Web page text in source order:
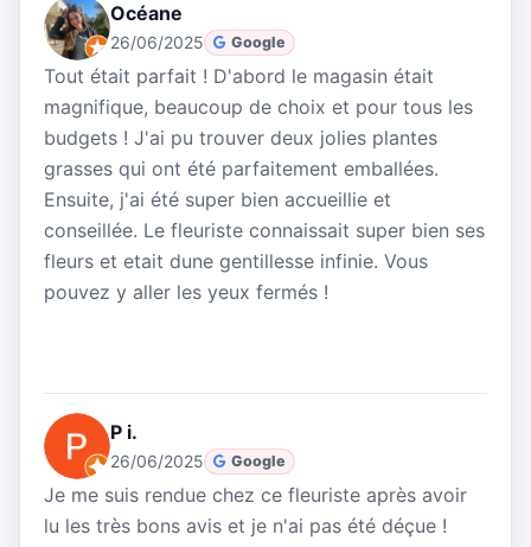
Océane
26/06/2025 Google
Tout était parfait ! D'abord le magasin était
magnifique, beaucoup de choix et pour tous les
budgets ! J'ai pu trouver deux jolies plantes
grasses qui ont été parfaitement emballées.
Ensuite, j'ai été super bien accueillie et
conseillée. Le fleuriste connaissait super bien ses
fleurs et etait dune gentillesse infinie. Vous
pouvez y aller les yeux fermés !
P i.
26/06/2025 Google
Je me suis rendue chez ce fleuriste après avoir
lu les très bons avis et je n'ai pas été déçue !